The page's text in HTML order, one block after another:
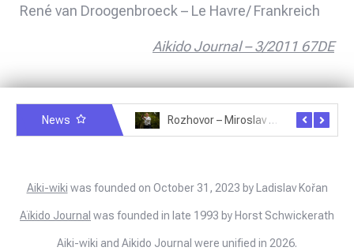
René van Droogenbroeck – Le Havre/ Frankreich
Aikido Journal – 3/2011 67DE
News Rozhovor – Miroslav Šmíd – 22.3.2025
Aiki-wiki was founded on October 31, 2023 by Ladislav Kořan
Aïkido Journal was founded in late 1993 by Horst Schwickerath
Aiki-wiki and Aikido Journal were unified in 2026.